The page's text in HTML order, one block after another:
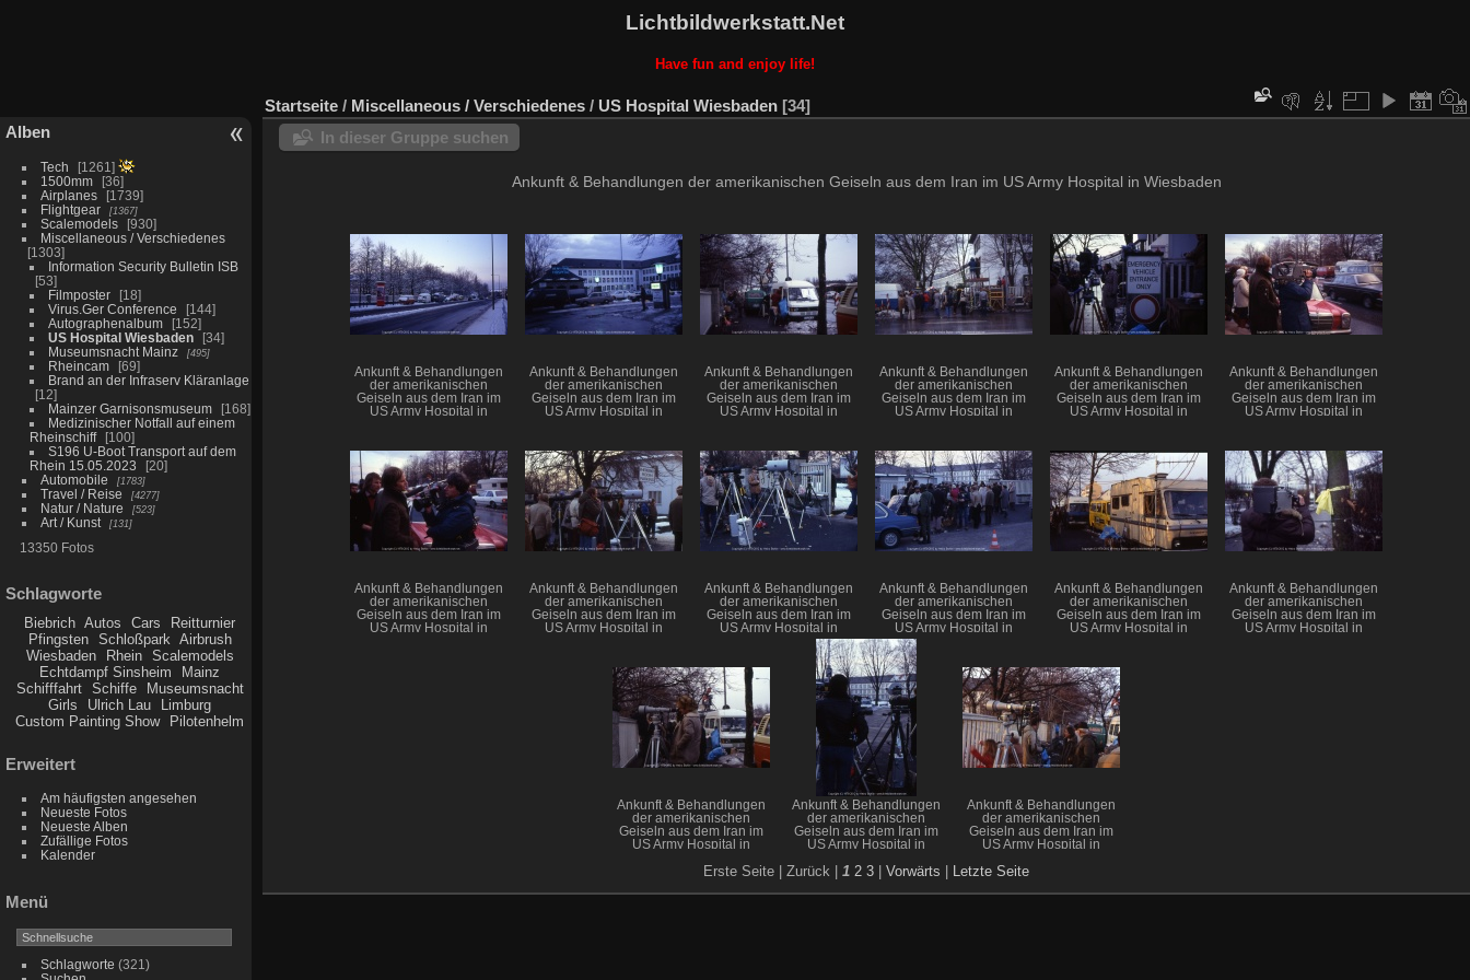
Lichtbildwerkstatt.Net
Have fun and enjoy life!
Alben
Tech
1261
1500mm
36
Airplanes
1739
Flightgear
1367
Scalemodels
930
Miscellaneous / Verschiedenes
1303
Information Security Bulletin ISB
53
Filmposter
18
Virus.Ger Conference
144
Autographenalbum
152
US Hospital Wiesbaden
34
Museumsnacht Mainz
495
Rheincam
69
Brand an der Infraserv Kläranlage
12
Mainzer Garnisonsmuseum
168
Medizinischer Notfall auf einem
Rheinschiff
100
S196 U-Boot Transport auf dem
Rhein 15.05.2023
20
Automobile
1783
Travel / Reise 4277
Natur / Nature 523
Art / Kunst 131
13350 Fotos
Schlagworte
Biebrich Autos Cars
Reitturnier
Pfingsten
Schloßpark Airbrush
Wiesbaden
Rhein
Scalemodels
Echtdampf Sinsheim
Mainz
Schifffahrt
Schiffe
Museumsnacht
Girls
Ulrich Lau
Limburg
Custom Painting Show
Pilotenhelm
Erweitert
Am häufigsten angesehen
Neueste Fotos
Neueste Alben
Zufällige Fotos
Kalender
Menü
Schlagworte (321)
Startseite / Miscellaneous / Verschiedenes / US Hospital Wiesbaden 34
In dieser Gruppe suchen
Ankunft & Behandlungen der amerikanischen Geiseln aus dem Iran im US Army Hospital in Wiesbaden
Ankunft & Behandlungen
der amerikanischen
Geiseln aus dem Iran im
US Army Hospital in
Ankunft & Behandlungen
der amerikanischen
Geiseln aus dem Iran im
US Army Hospital in
Ankunft & Behandlungen
der amerikanischen
Geiseln aus dem Iran im
US Army Hospital in
Ankunft & Behandlungen
der amerikanischen
Geiseln aus dem Iran im
US Army Hospital in
Ankunft & Behandlungen
der amerikanischen
Geiseln aus dem Iran im
US Army Hospital in
Ankunft & Behandlungen
der amerikanischen
Geiseln aus dem Iran im
US Army Hospital in
Ankunft & Behandlungen
der amerikanischen
Geiseln aus dem Iran im
US Army Hospital in
Ankunft & Behandlungen
der amerikanischen
Geiseln aus dem Iran im
US Army Hospital in
Ankunft & Behandlungen
der amerikanischen
Geiseln aus dem Iran im
US Army Hospital in
Ankunft & Behandlungen
der amerikanischen
Geiseln aus dem Iran im
US Army Hospital in
Ankunft & Behandlungen
der amerikanischen
Geiseln aus dem Iran im
US Army Hospital in
Ankunft & Behandlungen
der amerikanischen
Geiseln aus dem Iran im
US Army Hospital in
Ankunft & Behandlungen
der amerikanischen
Geiseln aus dem Iran im
US Army Hospital in
Ankunft & Behandlungen
der amerikanischen
Geiseln aus dem Iran im
US Army Hospital in
Ankunft & Behandlungen
der amerikanischen
Geiseln aus dem Iran im
US Army Hospital in
Erste Seite | Zurück | 1 2 3 Vorwärts Letzte Seite